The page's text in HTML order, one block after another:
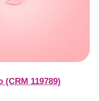
119789)